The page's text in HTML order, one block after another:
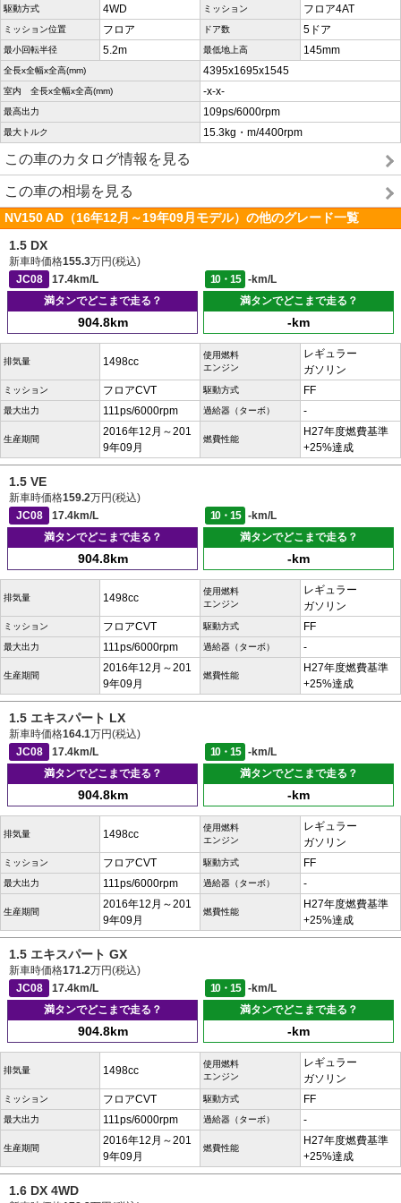
駆動方式 4WD ミッション フロア4AT
ミッション位置 フロア ドア数 5ドア
最小回転半径 5.2m 最低地上高 145mm
全長x全幅x全高(mm) 4395x1695x1545
室内 全長x全幅x全高(mm) -x-x-
最高出力 109ps/6000rpm
最大トルク 15.3kg・m/4400rpm
この車のカタログ情報を見る
この車の相場を見る
NV150 AD（16年12月～19年09月モデル）の他のグレード一覧
1.5 DX
新車時価格155.3万円(税込)
JC08
17.4km/L 10・15
-km/L
満タンでどこまで走る？
904.8km
満タンでどこまで走る？
-km
排気量 1498cc
使用燃料
エンジン
レギュラー
ガソリン
ミッション フロアCVT 駆動方式 FF
最大出力 111ps/6000rpm 過給器（ターボ） -
生産期間
2016年12月～201
9年09月
燃費性能
H27年度燃費基準
+25%達成
1.5 VE
新車時価格159.2万円(税込)
JC08
17.4km/L 10・15
-km/L
満タンでどこまで走る？
904.8km
満タンでどこまで走る？
-km
排気量 1498cc
使用燃料
エンジン
レギュラー
ガソリン
ミッション フロアCVT 駆動方式 FF
最大出力 111ps/6000rpm 過給器（ターボ） -
生産期間
2016年12月～201
9年09月
燃費性能
H27年度燃費基準
+25%達成
1.5 エキスパート LX
新車時価格164.1万円(税込)
JC08
17.4km/L 10・15
-km/L
満タンでどこまで走る？
904.8km
満タンでどこまで走る？
-km
排気量 1498cc
使用燃料
エンジン
レギュラー
ガソリン
ミッション フロアCVT 駆動方式 FF
最大出力 111ps/6000rpm 過給器（ターボ） -
生産期間
2016年12月～201
9年09月
燃費性能
H27年度燃費基準
+25%達成
1.5 エキスパート GX
新車時価格171.2万円(税込)
JC08
17.4km/L 10・15
-km/L
満タンでどこまで走る？
904.8km
満タンでどこまで走る？
-km
排気量 1498cc
使用燃料
エンジン
レギュラー
ガソリン
ミッション フロアCVT 駆動方式 FF
最大出力 111ps/6000rpm 過給器（ターボ） -
生産期間
2016年12月～201
9年09月
燃費性能
H27年度燃費基準
+25%達成
1.6 DX 4WD